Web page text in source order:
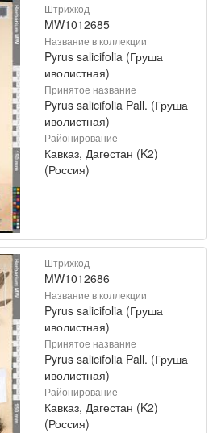
Штрихкод
MW1012685
Название в коллекции
Pyrus salicifolia (Груша
иволистная)
Принятое название
Pyrus salicifolia Pall. (Груша
иволистная)
Районирование
Кавказ, Дагестан (K2)
(Россия)
Штрихкод
MW1012686
Название в коллекции
Pyrus salicifolia (Груша
иволистная)
Принятое название
Pyrus salicifolia Pall. (Груша
иволистная)
Районирование
Кавказ, Дагестан (K2)
(Россия)